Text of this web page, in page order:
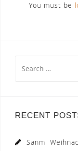
You must be
for:
RECENT
Sanmi-